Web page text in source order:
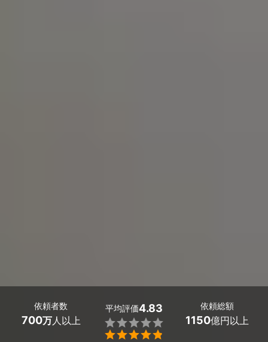
依頼者数
700万人以上
平均評価4.83


依頼総額
1150億円以上